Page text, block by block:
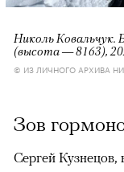
Николь Ковальчук.
(высота — 8163),
© ИЗ ЛИЧНОГО АРХИВА
Зов
Сергей Кузнецов,